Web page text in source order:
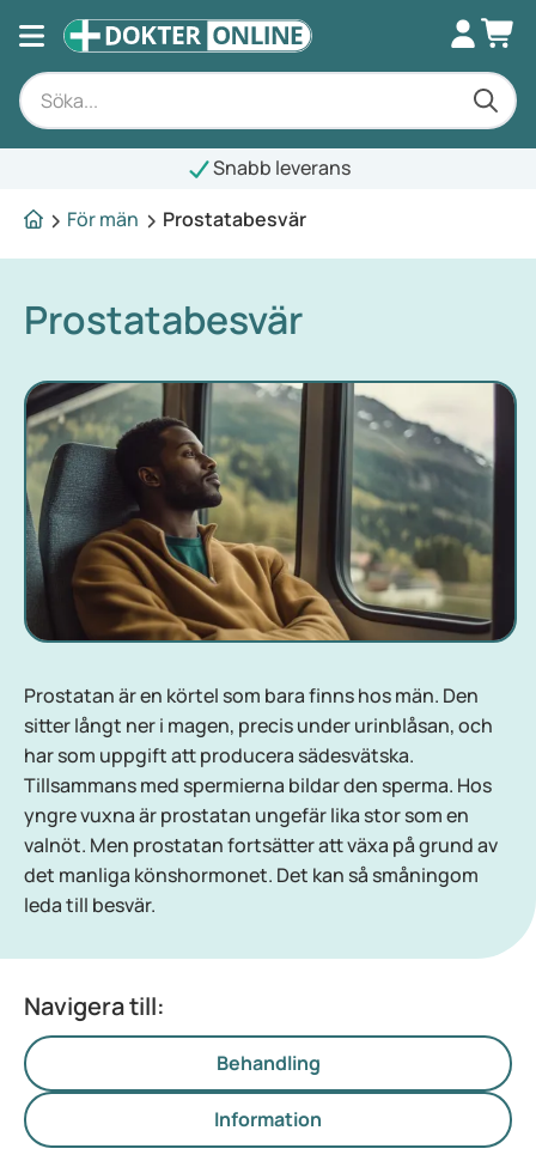
Snabb leverans
För män
Prostatabesvär
Prostatabesvär
Prostatan är en körtel som bara finns hos män. Den
sitter långt ner i magen, precis under urinblåsan, och
har som uppgift att producera sädesvätska.
Tillsammans med spermierna bildar den sperma. Hos
yngre vuxna är prostatan ungefär lika stor som en
valnöt. Men prostatan fortsätter att växa på grund av
det manliga könshormonet. Det kan så småningom
leda till besvär.
Navigera till:
Behandling
Information